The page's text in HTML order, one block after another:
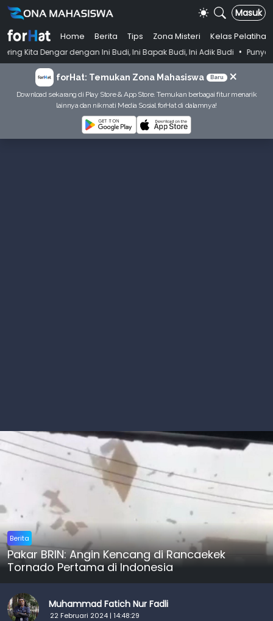
Masuk
Home Berita Tips Zona Misteri
Kelas Pelatihan
dengan Ini Budi, Ini Bapak Budi, Ini Adik Budi • Punya Tujuan
forHat: Temukan Zona Mahasiswa Baru ×
Download sekarang di Play Store & App Store. Temukan berbagai fitur menarik
lainnya dan nikmati Media Sosial forHat di dalamnya!
Berita
Pakar BRIN: Angin Kencang di Rancaekek
Tornado Pertama di Indonesia
Muhammad Fatich Nur Fadli
22 Februari 2024 | 14:48:29